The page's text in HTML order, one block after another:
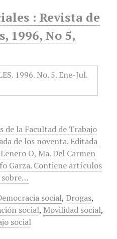
: Revista de
1996, No 5,
de la Facultad de Trabajo
de los noventa. Editada
O, Ma. Del Carmen
Garza. Contiene artículos
sobre…
social, Drogas,
social, Movilidad social,
social